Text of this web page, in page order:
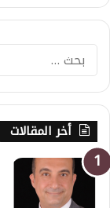
أخر المقالات